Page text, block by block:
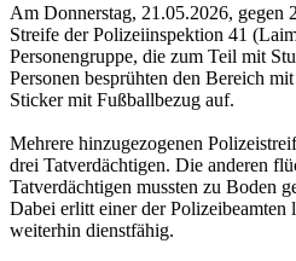
Am Donnerstag, 21.05.2026, gegen
Streife der Polizeiinspektion 41
Personengruppe, die zum Teil mit
Personen besprühten den Bereich
Sticker mit Fußballbezug auf.
Mehrere hinzugezogenen
drei Tatverdächtigen. Die anderen
Tatverdächtigen mussten zu Boden
Dabei erlitt einer der Polizeibeamten
weiterhin dienstfähig.